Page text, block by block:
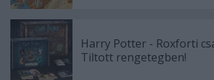
Harry Potter - Roxforti
Tiltott rengetegben!